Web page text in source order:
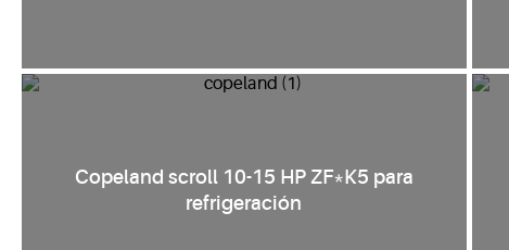
Copeland scroll 10-15 HP ZF*K5 para
refrigeración